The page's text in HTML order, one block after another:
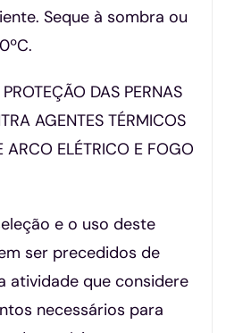
Seque à sombra ou
DAS PERNAS
AGENTES TÉRMICOS
ARCO ELÉTRICO E FOGO
e o uso deste
ser precedidos de
atividade que considere
necessários para